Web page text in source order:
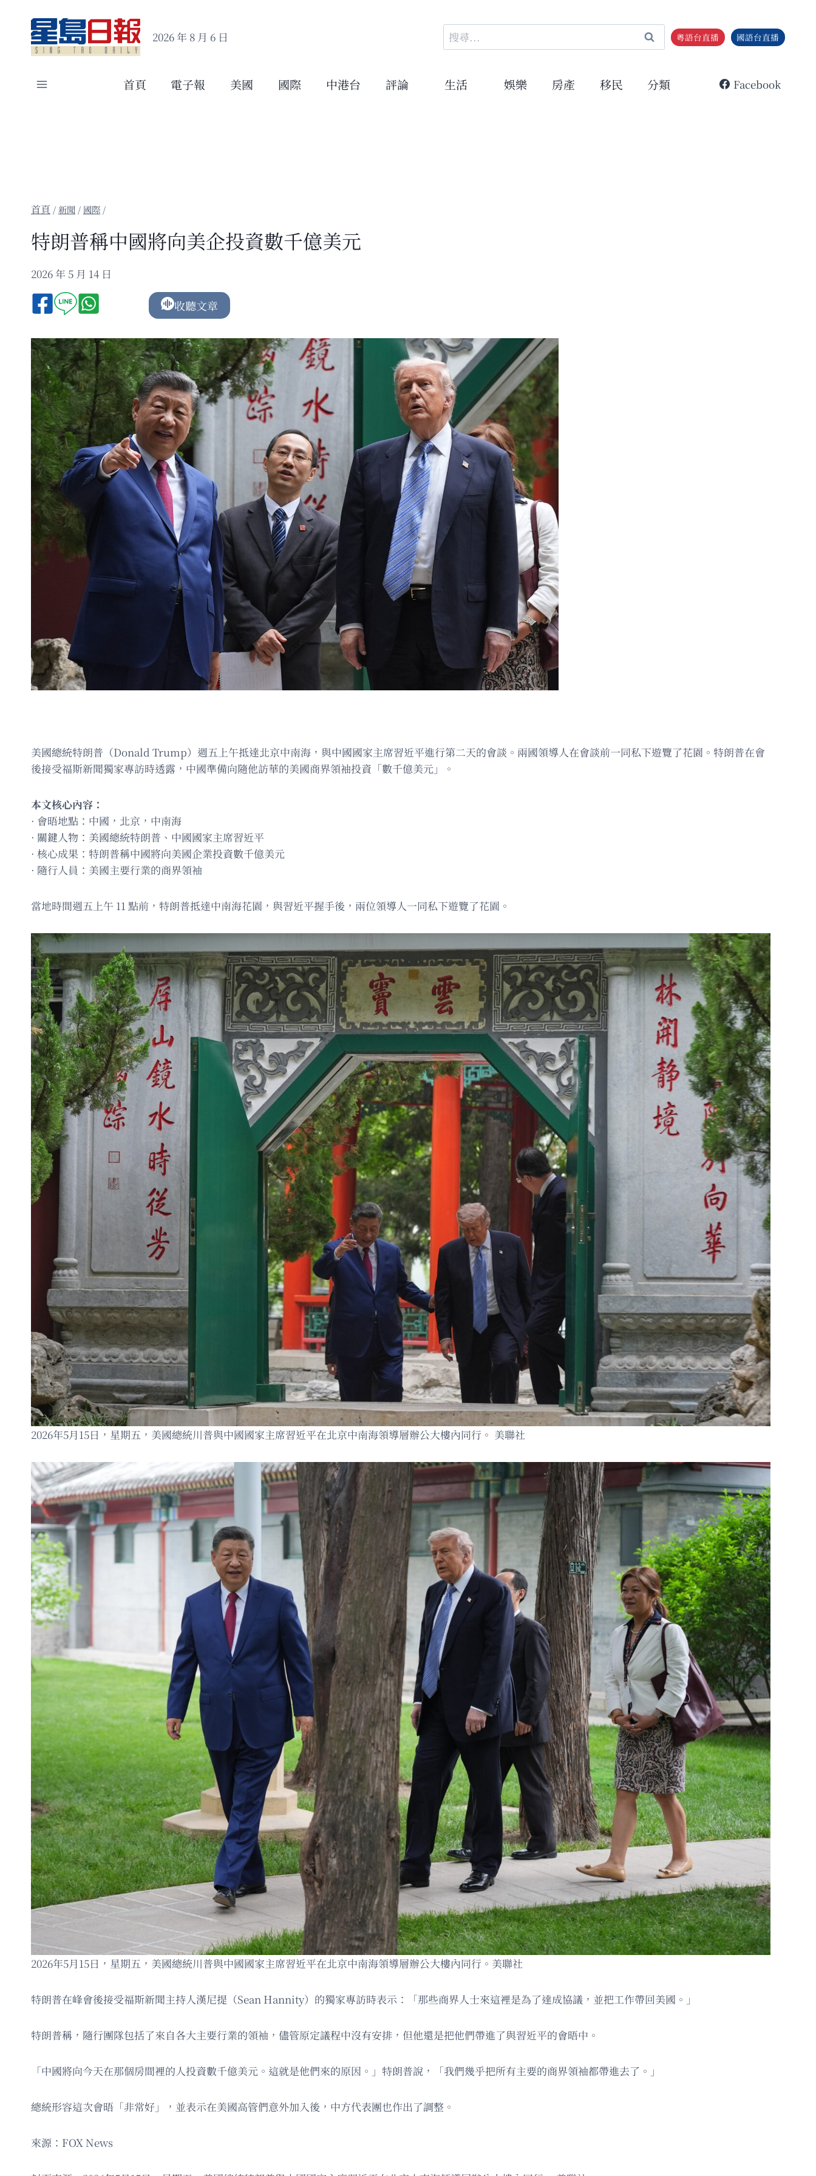
content
2026 年 8 月 6 日
搜
尋
鍵
粵語台直播 國語台直播
首頁 電子報 美國 國際 中港台 評論 生活 娛樂 房產 移民 分類 Facebook
/新聞 / 國際 /
特朗普稱中國將向美企投資數千億美元
2026 年 5 月 14 日
收聽文章
美國總統特朗普（Donald Trump）週五上午抵達北京中南海，與中國國家主席習近平進行第二天的會談。兩國領導人在會談前一同私下遊覽了花園。特朗普在會
後接受福斯新聞獨家專訪時透露，中國準備向隨他訪華的美國商界領袖投資「數千億美元」。
本文核心內容：
· 會晤地點：中國，北京，中南海
· 關鍵人物：美國總統特朗普、中國國家主席習近平
· 核心成果：特朗普稱中國將向美國企業投資數千億美元
· 隨行人員：美國主要行業的商界領袖
當地時間週五上午 11 點前，特朗普抵達中南海花園，與習近平握手後，兩位領導人一同私下遊覽了花園。
2026年5月15日，星期五，美國總統川普與中國國家主席習近平在北京中南海領導層辦公大樓內同行。 美聯社
2026年5月15日，星期五，美國總統川普與中國國家主席習近平在北京中南海領導層辦公大樓內同行。美聯社
特朗普在峰會後接受福斯新聞主持人漢尼提（Sean Hannity）的獨家專訪時表示：「那些商界人士來這裡是為了達成協議，並把工作帶回美國。」
特朗普稱，隨行團隊包括了來自各大主要行業的領袖，儘管原定議程中沒有安排，但他還是把他們帶進了與習近平的會晤中。
「中國將向今天在那個房間裡的人投資數千億美元。這就是他們來的原因。」特朗普說，「我們幾乎把所有主要的商界領袖都帶進去了。」
總統形容這次會晤「非常好」，並表示在美國高管們意外加入後，中方代表團也作出了調整。
來源：FOX News